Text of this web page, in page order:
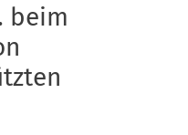
beim